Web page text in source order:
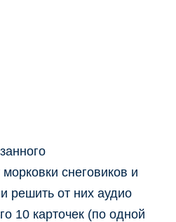
снеговиков и
решить от них аудио
10 карточек (по одной